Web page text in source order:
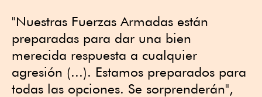
"Nuestras Fuerzas Armadas están
preparadas para dar una bien
merecida respuesta a cualquier
agresión (...). Estamos preparados para
todas las opciones. Se sorprenderán",